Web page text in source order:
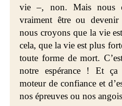
vie –, non. Mais nous
vraiment être ou
nous croyons que la vie
cela, que la vie est plus
toute forme de mort.
notre espérance ! Et
moteur de confiance et
nos épreuves ou nos